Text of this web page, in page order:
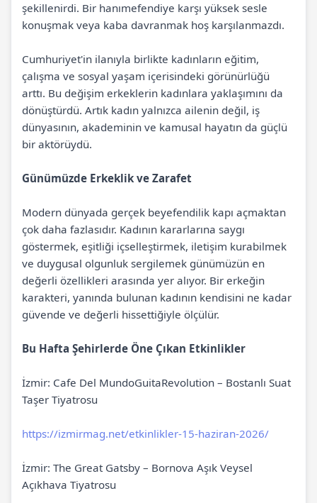
şekillenirdi. Bir hanımefendiye karşı yüksek sesle
konuşmak veya kaba davranmak hoş karşılanmazdı.
Cumhuriyet'in ilanıyla birlikte kadınların eğitim,
çalışma ve sosyal yaşam içerisindeki görünürlüğü
arttı. Bu değişim erkeklerin kadınlara yaklaşımını da
dönüştürdü. Artık kadın yalnızca ailenin değil, iş
dünyasının, akademinin ve kamusal hayatın da güçlü
bir aktörüydü.
Günümüzde Erkeklik ve Zarafet
Modern dünyada gerçek beyefendilik kapı açmaktan
çok daha fazlasıdır. Kadının kararlarına saygı
göstermek, eşitliği içselleştirmek, iletişim kurabilmek
ve duygusal olgunluk sergilemek günümüzün en
değerli özellikleri arasında yer alıyor. Bir erkeğin
karakteri, yanında bulunan kadının kendisini ne kadar
güvende ve değerli hissettiğiyle ölçülür.
Bu Hafta Şehirlerde Öne Çıkan Etkinlikler
İzmir: Cafe Del MundoGuitaRevolution – Bostanlı Suat
Taşer Tiyatrosu
https://izmirmag.net/etkinlikler-15-haziran-2026/
İzmir: The Great Gatsby – Bornova Aşık Veysel
Açıkhava Tiyatrosu